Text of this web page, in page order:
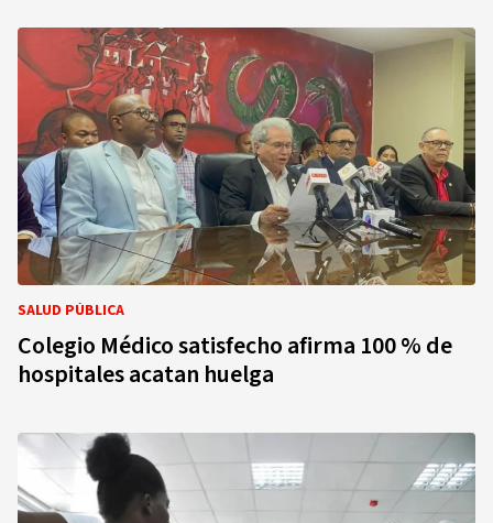
SALUD PÚBLICA
Colegio Médico satisfecho afirma 100 % de
hospitales acatan huelga